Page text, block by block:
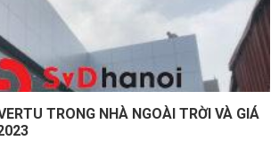
TRONG NHÀ NGOÀI TRỜI VÀ GIÁ